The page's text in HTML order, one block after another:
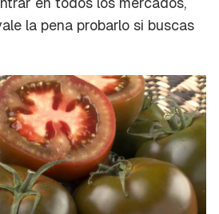
la pena probarlo si buscas